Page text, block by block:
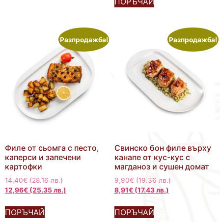
Разпродажба!
Филе от сьомга с песто,
каперси и запечени
картофки
14,40€ (28.16 лв.)
12,96€ (25.35 лв.)
ПОРЪЧАЙ
Разпродажба!
Свинско бон филе върху
канапе от кус-кус с
магданоз и сушен домат
9,90€ (19.36 лв.)
8,91€ (17.43 лв.)
ПОРЪЧАЙ